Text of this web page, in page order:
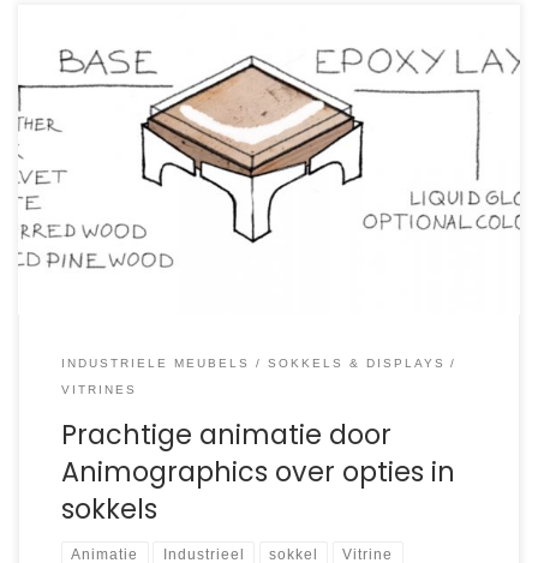
Animatie voor Renzez gemaakt door Animographics.
Ontdek meer over hoe een animated infographic op maat
wordt gemaakt.
INDUSTRIELE MEUBELS
SOKKELS & DISPLAYS
VITRINES
Prachtige animatie door
Animographics over opties in
sokkels
Animatie Industrieel sokkel Vitrine